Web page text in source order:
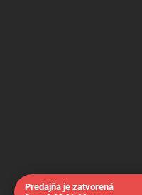
Predajňa je zatvorená
Navštívte nás